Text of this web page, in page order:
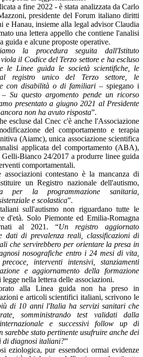
a fine 2022 - è stata analizzata da Carlo
presidente del Forum italiano diritti
e Hanau, insieme alla legal advisor Claudia
una lettera appello che contiene l'analisi
guida e alcune proposte operative.
la procedura seguita dall'Istituto
il Codice del Terzo settore e ha escluso
le Linee guida le società scientifiche, le
al registro unico del Terzo settore, le
con disabilità o di familiari – spiegano i
– Su questo argomento pende un ricorso
presentato a giugno 2021 al Presidente
non ha avuto risposta”.
escluse dal Cnec c'è anche l'Associazione
del comportamento e terapia
(Aiamc), unica associazione scientifica
applicata del comportamento (ABA),
Bianco 24/2017 a produrre linee guida
comportamentali.
contestano è la mancanza di
un Registro nazionale dell'autismo,
per la programmazione sanitaria,
e scolastica”.
sull'autismo non riguardano tutte le
d'età. Solo Piemonte ed Emilia-Romagna
al 2021. “Un registro aggiornato
dati di prevalenza reali, classificazioni di
che servirebbero per orientare la presa in
nosografiche entro i 24 mesi di vita,
interventi intensivi, stanziamenti
e aggiornamento della formazione
legge nella lettera delle associazioni.
alla Linea guida non ha preso in
e articoli scientifici italiani, scrivono le
di 10 anni l'Italia ha servizi sanitari che
somministrando test validati dalla
e successivi follow up di
stato pertinente usufruire anche dei
di diagnosi italiani?”
eziologica, pur essendoci ormai evidenze